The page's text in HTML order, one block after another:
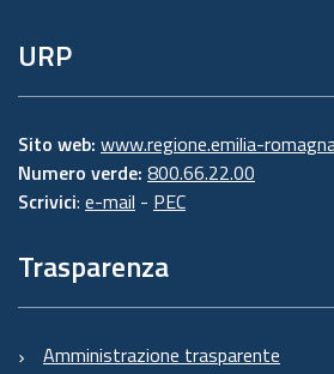
URP
Sito web: www.regione.emilia-
Numero verde: 800.66.22.00
Scrivici: e-mail - PEC
Trasparenza
Amministrazione trasparente